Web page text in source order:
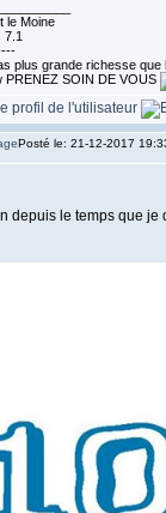
le Moine
7.1
plus grande richesse que
PRENEZ SOIN DE VOUS
Posté le: 21-12-2017
depuis le temps que je